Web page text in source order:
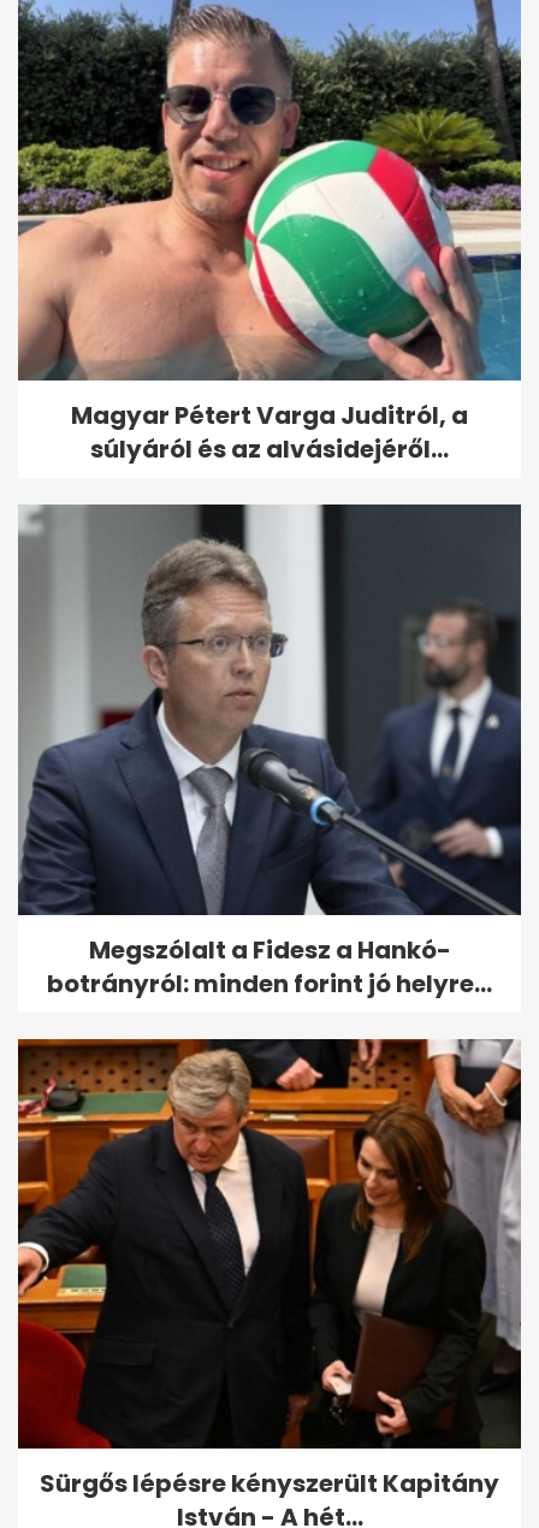
Magyar Pétert Varga Juditról, a
súlyáról és az alvásidejéről...
Megszólalt a Fidesz a Hankó-
botrányról: minden forint jó helyre...
Sürgős lépésre kényszerült Kapitány
István - A hét...